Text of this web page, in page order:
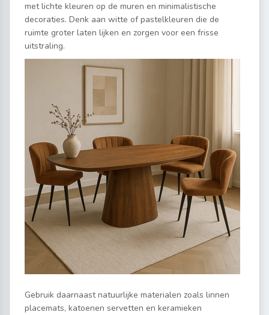
met lichte kleuren op de muren en minimalistische
decoraties. Denk aan witte of pastelkleuren die de
ruimte groter laten lijken en zorgen voor een frisse
uitstraling.
Gebruik daarnaast natuurlijke materialen zoals linnen
placemats, katoenen servetten en keramieken